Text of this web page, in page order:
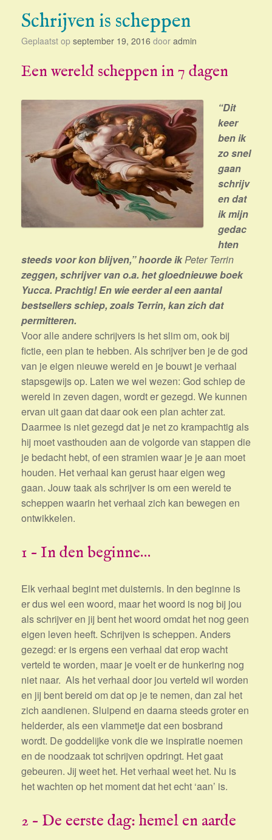
Schrijven is scheppen
Geplaatst op september 19, 2016 door admin
Een wereld scheppen in 7 dagen
“Dit
keer
ben ik
zo snel
gaan
schrijv
en dat
ik mijn
gedac
hten
steeds voor kon blijven,” hoorde ikPeter Terrin
zeggen, schrijver van o.a. het gloednieuwe boek
Yucca. Prachtig! En wie eerder al een aantal
bestsellers schiep, zoals Terrin, kan zich dat
permitteren.
Voor alle andere schrijvers is het slim om, ook bij
fictie, een plan te hebben. Als schrijver ben je de god
van je eigen nieuwe wereld en je bouwt je verhaal
stapsgewijs op. Laten we wel wezen: God schiep de
wereld in zeven dagen, wordt er gezegd. We kunnen
ervan uit gaan dat daar ook een plan achter zat.
Daarmee is niet gezegd dat je net zo krampachtig als
hij moet vasthouden aan de volgorde van stappen die
je bedacht hebt, of een stramien waar je je aan moet
houden. Het verhaal kan gerust haar eigen weg
gaan. Jouw taak als schrijver is om een wereld te
scheppen waarin het verhaal zich kan bewegen en
ontwikkelen.
1 – In den beginne…
Elk verhaal begint met duisternis. In den beginne is
er dus wel een woord, maar het woord is nog bij jou
als schrijver en jij bent het woord omdat het nog geen
eigen leven heeft. Schrijven is scheppen. Anders
gezegd: er is ergens een verhaal dat erop wacht
verteld te worden, maar je voelt er de hunkering nog
niet naar. Als het verhaal door jou verteld wil worden
en jij bent bereid om dat op je te nemen, dan zal het
zich aandienen. Sluipend en daarna steeds groter en
helderder, als een vlammetje dat een bosbrand
wordt. De goddelijke vonk die we inspiratie noemen
en de noodzaak tot schrijven opdringt. Het gaat
gebeuren. Jij weet het. Het verhaal weet het. Nu is
het wachten op het moment dat het echt ‘aan’ is.
2 – De eerste dag: hemel en aarde